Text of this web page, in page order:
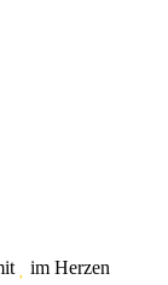
im Herzen